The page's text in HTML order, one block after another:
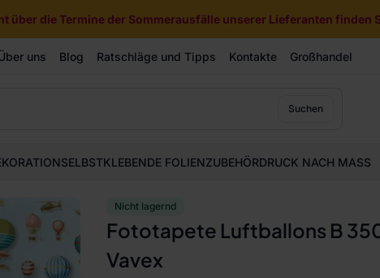
über die Termine der Sommerausfälle unserer Lieferanten finden
uns Blog Ratschläge und Tipps Kontakte Großhandel
Suchen
SELBSTKLEBENDE FOLIENZUBEHÖRDRUCK NACH MASS
Nicht lagernd
Fototapete Luftballons B
Vavex